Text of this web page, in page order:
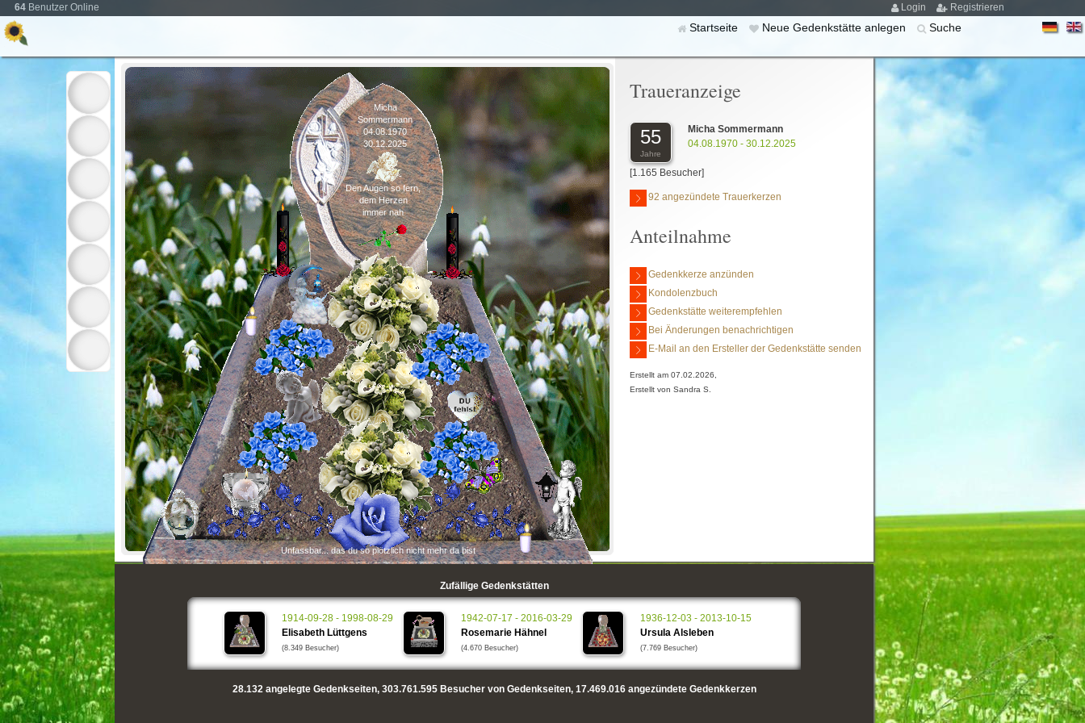
64 Benutzer Online Login Registrieren
Startseite Neue Gedenkstätte anlegen Suche
Micha
Sommermann
04.08.1970
30.12.2025
Den Augen so fern,
dem Herzen
immer nah
Unfassbar... das du so plötzlich nicht mehr da bist
Traueranzeige
55
Jahre
Micha Sommermann
04.08.1970 - 30.12.2025
[1.165 Besucher]
92 angezündete Trauerkerzen
Anteilnahme
Gedenkkerze anzünden
Kondolenzbuch
Gedenkstätte weiterempfehlen
Bei Änderungen benachrichtigen
E-Mail an den Ersteller der Gedenkstätte senden
Erstellt am 07.02.2026,
Erstellt von Sandra S.
Zufällige Gedenkstätten
1914-09-28 - 1998-08-29
Elisabeth Lüttgens
(8.349 Besucher)
1942-07-17 - 2016-03-29
Rosemarie Hähnel
(4.670 Besucher)
1936-12-03 - 2013-10-15
Ursula Alsleben
(7.769 Besucher)
28.132angelegte Gedenkseiten, 303.761.595Besucher von Gedenkseiten, 17.469.016angezündete Gedenkkerzen